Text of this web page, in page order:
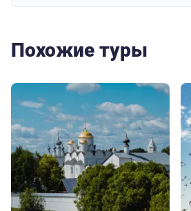
Похожие туры